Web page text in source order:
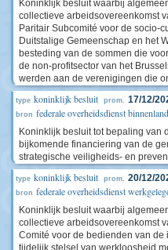
Koninklijk besluit waarbij
collectieve arbeidsovereenkomst
Paritair Subcomité voor de socio-
Duitstalige Gemeenschap en het
besteding van de sommen die
de non-profitsector van het
werden aan de verenigingen die
type koninklijk besluit prom. 17/12/
bron federale overheidsdienst
Koninklijk besluit tot bepaling van
bijkomende financiering van de
strategische veiligheids- en
type koninklijk besluit prom. 20/12/
bron federale overheidsdienst
Koninklijk besluit waarbij
collectieve arbeidsovereenkomst
Comité voor de bedienden van
tijdelijk stelsel van werkloosheid